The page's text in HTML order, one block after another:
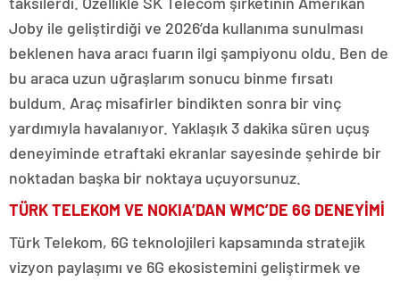
Joby ile geliştirdiği ve 2026’da kullanıma sunulması
beklenen hava aracı fuarın ilgi şampiyonu oldu. Ben de
bu araca uzun uğraşlarım sonucu binme fırsatı
buldum. Araç misafirler bindikten sonra bir vinç
yardımıyla havalanıyor. Yaklaşık 3 dakika süren uçuş
deneyiminde etraftaki ekranlar sayesinde şehirde bir
noktadan başka bir noktaya uçuyorsunuz.
TÜRK TELEKOM VE NOKIA’DAN WMC’DE 6G DENEYİMİ
Türk Telekom, 6G teknolojileri kapsamında stratejik
vizyon paylaşımı ve 6G ekosistemini geliştirmek ve